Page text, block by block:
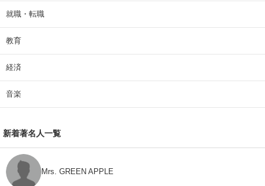
就職・転職
教育
経済
音楽
新着著名人一覧
Mrs. GREEN APPLE